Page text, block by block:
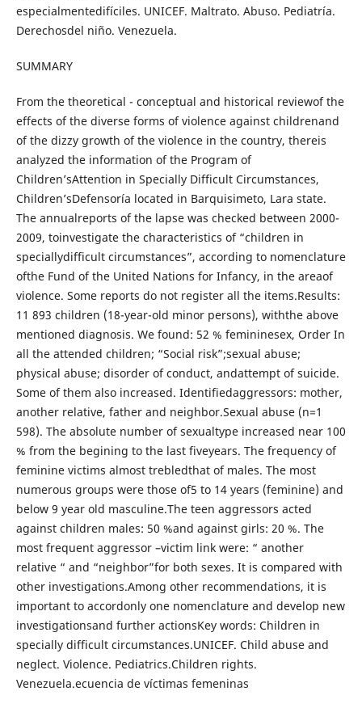
especialmentedifíciles. UNICEF. Maltrato. Abuso. Pediatría.
Derechosdel niño. Venezuela.
SUMMARY
From the theoretical - conceptual and historical reviewof the
effects of the diverse forms of violence against childrenand
of the dizzy growth of the violence in the country, thereis
analyzed the information of the Program of
Children’sAttention in Specially Difficult Circumstances,
Children’sDefensoría located in Barquisimeto, Lara state.
The annualreports of the lapse was checked between 2000-
2009, toinvestigate the characteristics of “children in
speciallydifficult circumstances”, according to nomenclature
ofthe Fund of the United Nations for Infancy, in the areaof
violence. Some reports do not register all the items.Results:
11 893 children (18-year-old minor persons), withthe above
mentioned diagnosis. We found: 52 % femininesex, Order In
all the attended children; “Social risk”;sexual abuse;
physical abuse; disorder of conduct, andattempt of suicide.
Some of them also increased. Identifiedaggressors: mother,
another relative, father and neighbor.Sexual abuse (n=1
598). The absolute number of sexualtype increased near 100
% from the begining to the last fiveyears. The frequency of
feminine victims almost trebledthat of males. The most
numerous groups were those of5 to 14 years (feminine) and
below 9 year old masculine.The teen aggressors acted
against children males: 50 %and against girls: 20 %. The
most frequent aggressor –victim link were: “ another
relative “ and “neighbor”for both sexes. It is compared with
other investigations.Among other recommendations, it is
important to accordonly one nomenclature and develop new
investigationsand further actionsKey words: Children in
specially difficult circumstances.UNICEF. Child abuse and
neglect. Violence. Pediatrics.Children rights.
Venezuela.ecuencia de víctimas femeninas